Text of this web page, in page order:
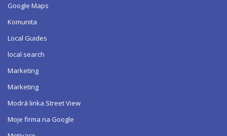
Google Maps
Komunita
Local Guides
local search
Marketing
Marketing
Modrá linka Street View
Moje firma na Google